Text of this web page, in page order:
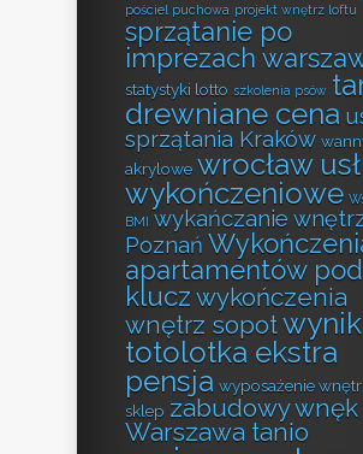
pościel puchowa projekt wnętrz loftu
sprzątanie po
imprezach
statystyki lotto szkolenia psów
drewniane cena
sprzątania Kraków
akrylowe wrocław
wykończeniowe
BMI wykańczanie
Poznań
apartamentów pod
klucz wykończenia
wnętrz sopot
totolotka ekstra
pensja wyposażenie
sklep zabudowy wnęk
Warszawa tanio